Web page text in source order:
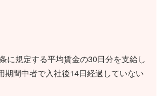
に規定する平均賃金の30日分を支給し
間中者で入社後14日経過していない